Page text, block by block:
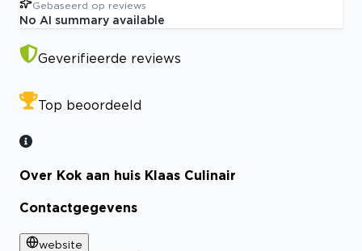
Gebaseerd op reviews
No AI summary available
Geverifieerde reviews
Top beoordeeld
Over Kok aan huis Klaas Culinair
Contactgegevens
website